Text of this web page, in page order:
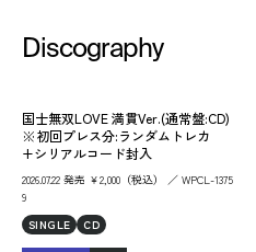
Discography
国士無双LOVE 満貫Ver.(通常盤:CD)
※初回プレス分:ランダムトレカ
+シリアルコード封入
2026.07.22 発売 ￥2,000（税込） ／ WPCL-1375
9
SINGLE
CD